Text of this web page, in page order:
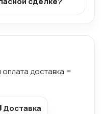
доставка =
Доставка